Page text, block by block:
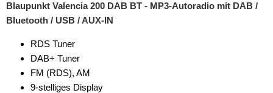
SD-Adapter
Subwoofer-Zubehör
USB-Adapter
Blaupunkt Valencia 200 DAB BT - MP3-Autoradio mit DAB /
Bluetooth / USB / AUX-IN
RDS Tuner
DAB+ Tuner
FM (RDS), AM
9-stelliges Display